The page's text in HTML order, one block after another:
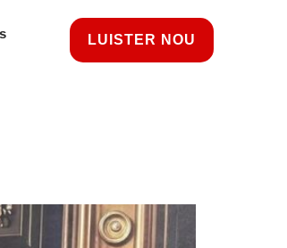
LUISTER NOU